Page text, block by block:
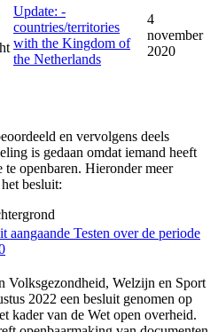
Update: -
countries/territories
with the Kingdom of
the Netherlands
4
november
2020
en vervolgens deels
is gedaan omdat iemand heeft
openbaren. Hieronder meer
besluit:
aangaande Testen over de periode
Volksgezondheid, Welzijn en Sport
2022 een besluit genomen op
kader van de Wet open overheid.